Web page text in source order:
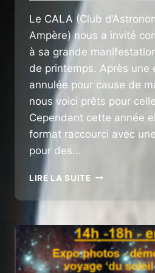
Le CALA (Club
Ampère) nous a invité
à sa grande
de printemps. Après une
annulée pour cause de
nous voici prêts pour
Cependant cette année
format raccourci avec
pour des…
LIRE LA SUITENUIT
L’ÉQUINOXE »
11
AVRIL
2026
–